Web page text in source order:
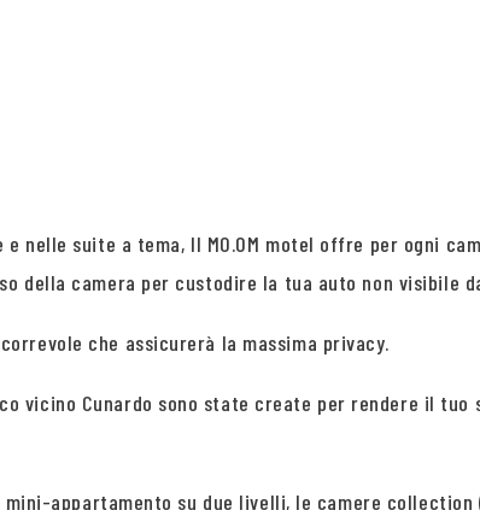
nelle suite a tema, Il MO.OM motel offre per ogni
della camera per custodire la tua auto non visibile
che assicurerà la massima privacy.
vicino Cunardo sono state create per rendere il
appartamento su due livelli, le camere collection